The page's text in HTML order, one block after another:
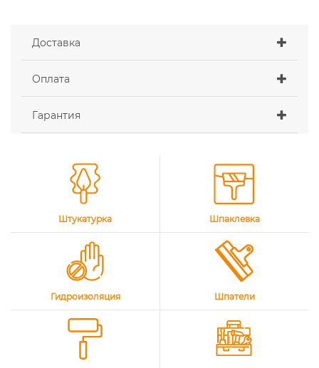
Доставка
Оплата
Гарантия
Штукатурка Шпаклевка
Гидроизоляция Шпатели